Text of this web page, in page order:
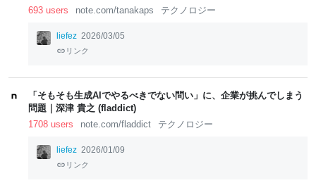
693 users
note.com/tanakaps テクノロジー
liefez 2026/03/05
リンク
「そもそも生成AIでやるべきでない問い」に、企業が挑んでしまう
問題｜深津 貴之 (fladdict)
1708 users
note.com/fladdict テクノロジー
liefez 2026/01/09
リンク